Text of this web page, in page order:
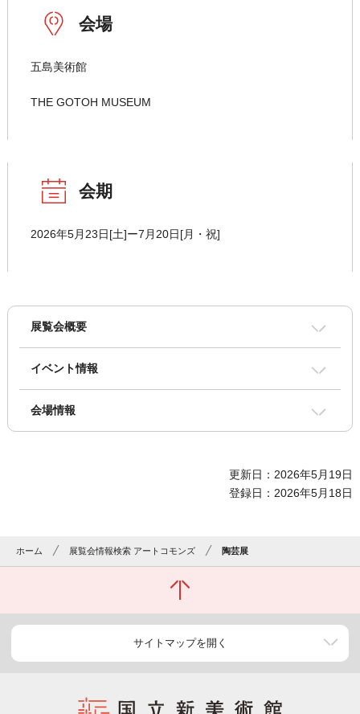
会場
五島美術館
THE GOTOH MUSEUM
会期
2026年5月23日[土]ー7月20日[月・祝]
展覧会概要
イベント情報
会場情報
更新日：2026年5月19日
登録日：2026年5月18日
ホーム 展覧会情報検索 アートコモンズ 陶芸展
サイトマップを開く